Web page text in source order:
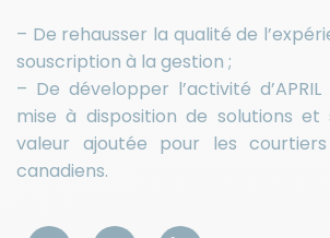
– De rehausser la qualité de
souscription à la gestion ;
– De développer l’activité
mise à disposition de solutions
valeur ajoutée pour les
canadiens.